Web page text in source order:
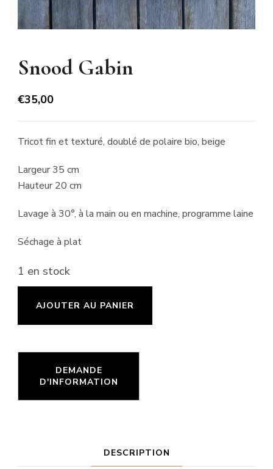
Snood Gabin
€35,00
Tricot fin et texturé, doublé de polaire bio, beige
Largeur 35 cm
Hauteur 20 cm
Lavage à 30°, à la main ou en machine, programme laine
Séchage à plat
1 en stock
Gabin
AJOUTER AU PANIER
DESCRIPTION